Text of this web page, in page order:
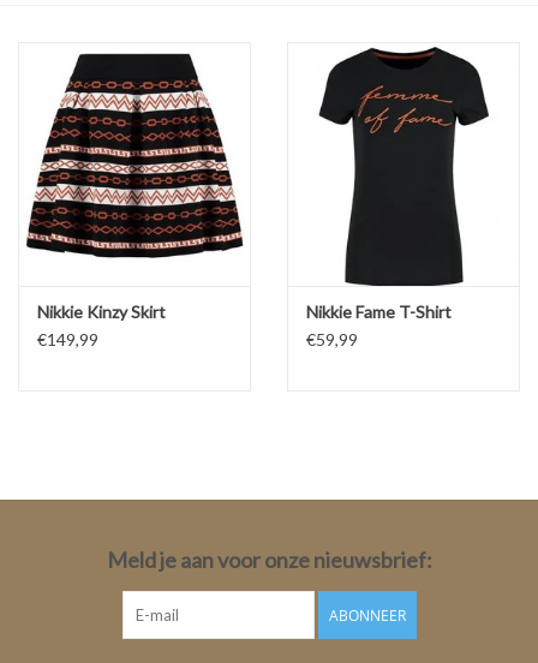
Pakken
Accessoires
Merken
Nikkie Kinzy Skirt
€149,99
Nikkie Fame T-Shirt
€59,99
Meld je aan voor onze nieuwsbrief:
ABONNEER